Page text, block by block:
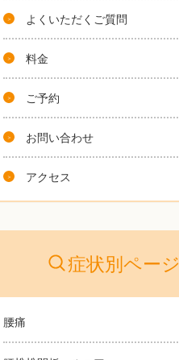
よくいただくご質問
料金
ご予約
お問い合わせ
アクセス
症状別ページ
腰痛